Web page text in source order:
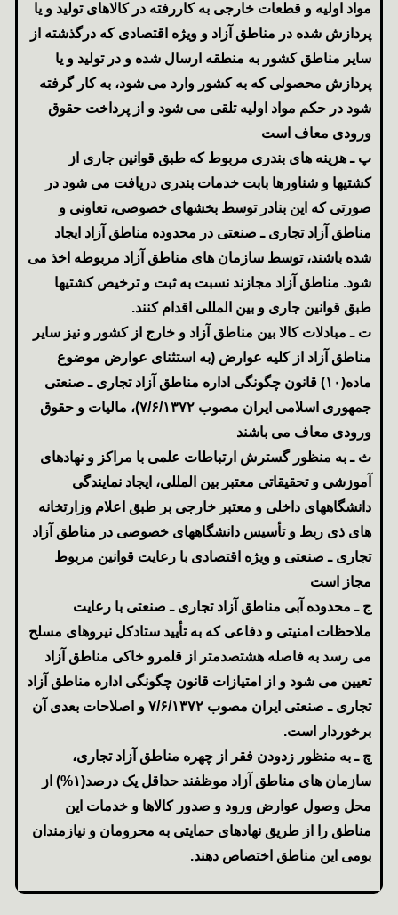
مواد اولیه و قطعات خارجی به کاررفته در کالاهای تولید و یا
پردازش شده در مناطق آزاد و ویژه اقتصادی که درگذشته از
سایر مناطق کشور به منطقه ارسال شده و در تولید و یا
پردازش محصولی که به کشور وارد می شود، به کار گرفته
شود در حکم مواد اولیه تلقی می شود و از پرداخت حقوق
ورودی معاف است
پ ـ هزینه های بندری مربوط که طبق قوانین جاری از
کشتیها و شناورها بابت خدمات بندری دریافت می شود در
صورتی که این بنادر توسط بخشهای خصوصی، تعاونی و
مناطق آزاد تجاری ـ صنعتی در محدوده مناطق آزاد ایجاد
شده باشند، توسط سازمان های مناطق آزاد مربوطه اخذ می
شود. مناطق آزاد مجازند نسبت به ثبت و ترخیص کشتیها
طبق قوانین جاری و بین المللی اقدام کنند.
ت ـ مبادلات کالا بین مناطق آزاد و خارج از کشور و نیز سایر
مناطق آزاد از کلیه عوارض (به استثنای عوارض موضوع
ماده(۱۰) قانون چگونگی اداره مناطق آزاد تجاری ـ صنعتی
جمهوری اسلامی ایران مصوب ۷/۶/‍۱۳۷۲)، مالیات و حقوق
ورودی معاف می باشند
ث ـ به منظور گسترش ارتباطات علمی با مراکز و نهادهای
آموزشی و تحقیقاتی معتبر بین المللی، ایجاد نمایندگی
دانشگاههای داخلی و معتبر خارجی بر طبق اعلام وزارتخانه
های ذی ربط و تأسیس دانشگاههای خصوصی در مناطق آزاد
تجاری ـ صنعتی و ویژه اقتصادی با رعایت قوانین مربوط
مجاز است
ج ـ محدوده آبی مناطق آزاد تجاری ـ صنعتی با رعایت
ملاحظات امنیتی و دفاعی که به تأیید ستادکل نیروهای مسلح
می رسد به فاصله هشتصدمتر از قلمرو خاکی مناطق آزاد
تعیین می شود و از امتیازات قانون چگونگی اداره مناطق آزاد
تجاری ـ صنعتی ایران مصوب ۷/۶/‍۱۳۷۲ و اصلاحات بعدی آن
برخوردار است.
چ ـ به منظور زدودن فقر از چهره مناطق آزاد تجاری،
سازمان های مناطق آزاد موظفند حداقل یک درصد(۱%) از
محل وصول عوارض ورود و صدور کالاها و خدمات این
مناطق را از طریق نهادهای حمایتی به محرومان و نیازمندان
بومی این مناطق اختصاص دهند.